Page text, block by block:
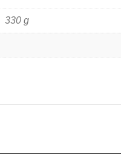
330 g